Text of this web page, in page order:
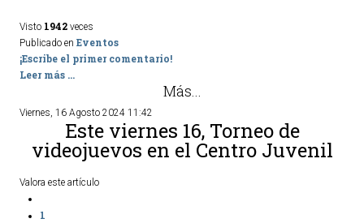
Visto 1942 veces
Publicado en Eventos
¡Escribe el primer comentario!
Leer más ...
Más...
Viernes, 16 Agosto 2024 11:42
Este viernes 16, Torneo de
videojuevos en el Centro Juvenil
Valora este artículo
1